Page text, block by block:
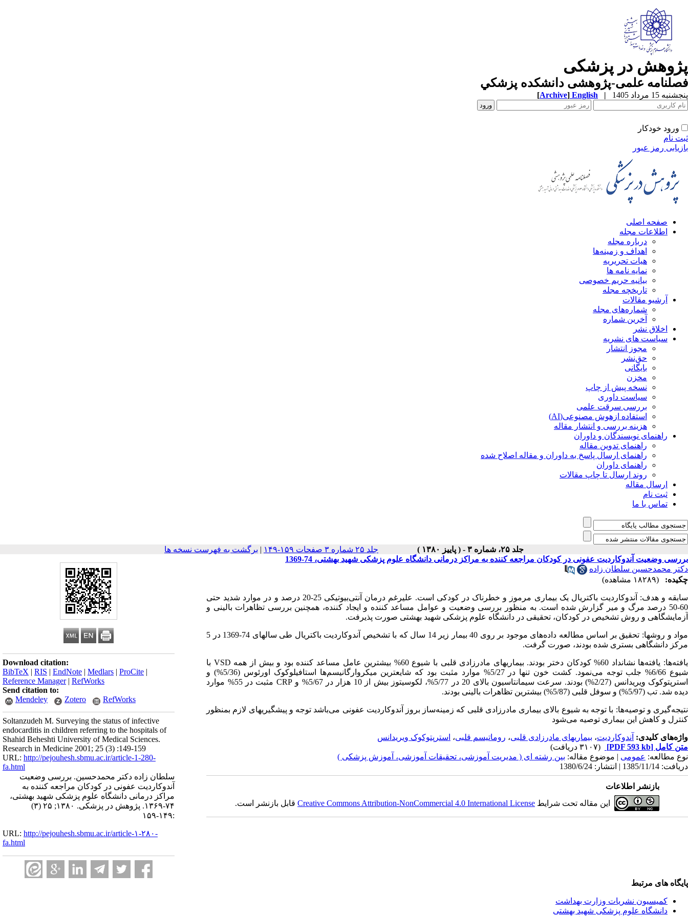
پژوهش در پزشکی
فصلنامه علمی-پژوهشی دانشکده پزشکي
پنجشنبه 15 مرداد 1405 |
English
[Archive]
ورود خودکار
ثبت نام
بازیابی رمز عبور
صفحه اصلی
اطلاعات مجله
درباره مجله
اهداف و زمینه‌ها
هیات تحریریه
نمایه نامه ها
بیانیه حریم خصوصی
تاریخچه مجله
آرشیو مقالات
شماره‌های مجله
آخرین شماره
اخلاق نشر
سیاست های نشریه
مجوز انتشار
حق‌نشر
بایگانی
مخزن
نسخه پیش از چاپ
سیاست داوری
بررسی سرقت علمی
استفاده ازهوش مصنوعی(AI)
هزینه بررسی و انتشار مقاله
راهنمای نویسندگان و داوران
راهنمای تدوین مقاله
راهنمای ارسال پاسخ به داوران و مقاله اصلاح شده
راهنمای داوران
روند ارسال تا چاپ مقالات
ارسال مقاله
ثبت نام
تماس با ما
جلد ۲۵، شماره ۳ - ( پاییز ۱۳۸۰ ) جلد ۲۵ شماره ۳ صفحات ۱۵۹-۱۴۹ | برگشت به فهرست نسخه ها
Download citation:
BibTeX | RIS | EndNote | Medlars | ProCite |
Reference Manager| RefWorks
Send citation to:
Mendeley
Zotero RefWorks
Soltanzudeh M. Surveying the status of infective
endocarditis in children referring to the hospitals of
Shahid Beheshti University of Medical Sciences.
Research in Medicine 2001; 25 (3) :149-159
URL: http://pejouhesh.sbmu.ac.ir/article-1-280-
fa.html
سلطان زاده دکتر محمدحسین. بررسی وضعیت
آندوکاردیت عفونی در کودکان مراجعه کننده به
مراکز درمانی دانشگاه علوم پزشکی شهید بهشتی،
۷۴-۱۳۶۹. پژوهش در پزشکی. ۱۳۸۰; ۲۵ (۳)
:۱۴۹-۱۵۹
URL: http://pejouhesh.sbmu.ac.ir/article-۱-۲۸۰-
fa.html
بررسی وضعیت آندوکاردیت عفونی در کودکان مراجعه کننده به مراکز درمانی دانشگاه علوم پزشکی شهید بهشتی، 74-1369
دکتر محمدحسین سلطان زاده
چکیده:
(۱۸۲۸۹ مشاهده)
سابقه و هدف: آندوکاردیت باکتریال یک بیماری مرموز و خطرناک در کودکی است. علیرغم درمان آنتی‌بیوتیکی 25-20 درصد و در موارد شدید حتی
60-50 درصد مرگ و میر گزارش شده است. به منظور بررسی وضعیت و عوامل مساعد کننده و ایجاد کننده، همچنین بررسی تظاهرات بالینی و
آزمایشگاهی و روش تشخیص در کودکان، تحقیقی در دانشگاه علوم پزشکی شهید بهشتی صورت پذیرفت.
مواد و روشها: تحقیق بر اساس مطالعه داده‌های موجود بر روی 40 بیمار زیر 14 سال که با تشخیص آندوکاردیت باکتریال طی سالهای 74-1369 در 5
مرکز دانشگاهی بستری شده بودند، صورت گرفت.
یافته‌ها: یافته‌ها نشانداد 60% کودکان دختر بودند. بیماریهای مادرزادی قلبی با شیوع 60% بیشترین عامل مساعد کننده بود و بیش از همه VSD با
شیوع 6/66% جلب توجه می‌نمود. کشت خون تنها در 5/27% موارد مثبت بود که شایعترین میکروارگانیسم‌ها استافیلوکوک اورئوس (5/36%) و
استرپتوکوک ویریدانس (2/27%) بودند. سرعت سیمانتاسیون بالای 20 در 5/77%، لکوسیتوز بیش از 10 هزار در 5/67% و CRP مثبت در 55% موارد
دیده شد. تب (5/97%) و سوفل قلبی (5/87%) بیشترین تظاهرات بالینی بودند.
نتیجه‌گیری و توصیه‌ها: با توجه به شیوع بالای بیماری مادرزادی قلبی که زمینه‌ساز بروز آندوکاردیت عفونی می‌باشد توجه و پیشگیریهای لازم بمنظور
کنترل و کاهش این بیماری توصیه می‌شود
واژه‌های کلیدی: آندوکاردیت، بیماریهای مادرزادی قلبی، روماتیسم قلبی، استرپتوکوک ویریدانس
متن کامل [PDF 593 kb]
(۳۱۰۷ دریافت)
نوع مطالعه: عمومی | موضوع مقاله: بین رشته ای ( مدیریت آموزشی، تحقیقات آموزشی، آموزش پزشکی )
دریافت: 1385/11/14 | انتشار: 1380/6/24
بازنشر اطلاعات
این مقاله تحت شرایط Creative Commons Attribution-NonCommercial 4.0 International Licenseقابل بازنشر است.
پایگاه های مرتبط
کمیسیون نشریات وزارت بهداشت
دانشگاه علوم پزشکی شهید بهشتی